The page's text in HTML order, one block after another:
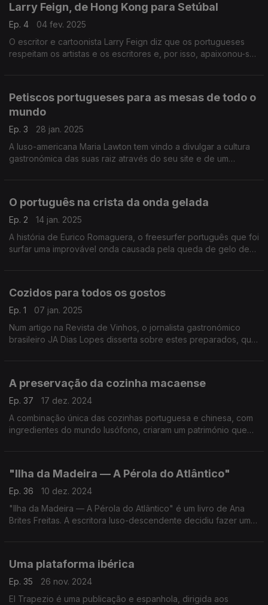
Larry Feign, de Hong Kong para Setúbal
Ep. 4
04 fev. 2025
O escritor e cartoonista Larry Feign diz que os portugueses
respeitam os artistas e os escritores e, por isso, apaixonou-se
Petiscos portugueses para as mesas de todo o
mundo
Ep. 3
28 jan. 2025
A luso-americana Maria Lawton tem vindo a divulgar a cultura
gastronómica das suas raiz através do seu site e de um
O português na crista da onda gelada
Ep. 2
14 jan. 2025
A história de Eurico Romaguera, o freesurfer português que foi
surfar uma improvável onda causada pela queda de gelo de
Cozidos para todos os gostos
Ep. 1
07 jan. 2025
Num artigo na Revista de Vinhos, o jornalista gastronómico
brasileiro JA Dias Lopes disserta sobre estes preparados, que,
A preservação da cozinha macaense
Ep. 37
17 dez. 2024
A combinação única das cozinhas portuguesa e chinesa, com
ingredientes do mundo lusófono, criaram um património que
"Ilha da Madeira — A Pérola do Atlântico"
Ep. 36
10 dez. 2024
"Ilha da Madeira — A Pérola do Atlântico" é um livro de Ana
Brites Freitas. A escritora luso-descendente decidiu fazer uma
Uma plataforma ibérica
Ep. 35
26 nov. 2024
El Trapezio é uma publicação e espanhola, dirigida aos